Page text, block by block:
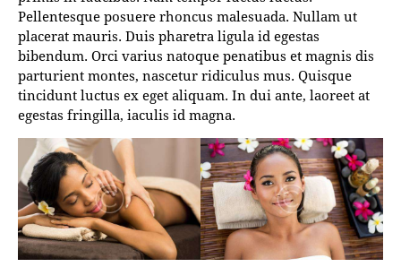
Pellentesque posuere rhoncus malesuada. Nullam ut
placerat mauris. Duis pharetra ligula id egestas
bibendum. Orci varius natoque penatibus et magnis dis
parturient montes, nascetur ridiculus mus. Quisque
tincidunt luctus ex eget aliquam. In dui ante, laoreet at
egestas fringilla, iaculis id magna.